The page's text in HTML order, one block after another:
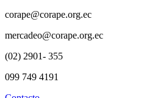
corape@corape.org.ec
mercadeo@corape.org.ec
(02) 2901- 355
099 749 4191